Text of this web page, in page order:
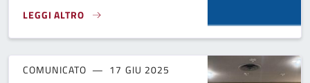
LEGGI ALTRO
CONTRIBUTI AI COMUNI PER I SERVIZI EDUCATIVI DELLA
COMUNICATO 17 GIU 2025